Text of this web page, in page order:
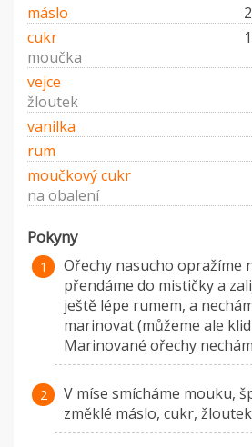
máslo
cukr
moučka
vejce
žloutek
vanilka
rum
moučkový cukr
na obalení
Pokyny
Ořechy nasucho opražíme
přendáme do mističky a
ještě lépe rumem, a
marinovat (můžeme ale
Marinované ořechy
V míse smícháme mouku,
změklé máslo, cukr,